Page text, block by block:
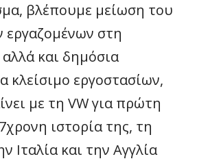
βλέπουμε μείωση του
εργαζομένων στη
και δημόσια
κλείσιμο εργοστασίων,
με τη VW για πρώτη
ιστορία της, τη
Ιταλία και την Αγγλία